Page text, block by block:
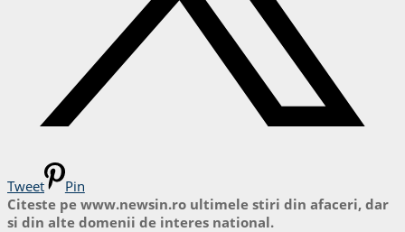
Tweet
Pin
Citeste pe www.newsin.ro ultimele stiri din afaceri, dar
si din alte domenii de interes national.